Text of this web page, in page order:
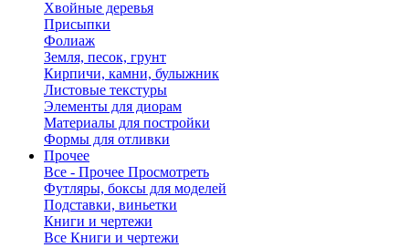
Хвойные деревья
Присыпки
Фолиаж
Земля, песок, грунт
Кирпичи, камни, булыжник
Листовые текстуры
Элементы для диорам
Материалы для постройки
Формы для отливки
Прочее
Все - Прочее Просмотреть
Футляры, боксы для моделей
Подставки, виньетки
Книги и чертежи
Все Книги и чертежи